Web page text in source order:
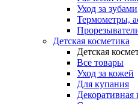
Уход за зубами
Термометры,
Детская косметика
Детская
Все товары
Уход за кожей
Для купания
Декоративная